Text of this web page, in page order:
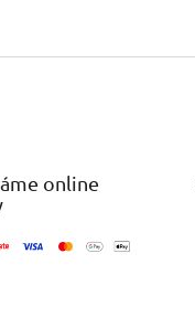
online